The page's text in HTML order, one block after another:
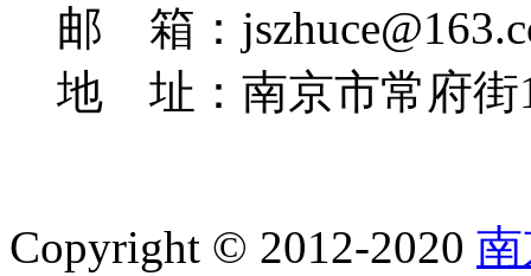
邮 箱：
地 址：南京市常府街
Copyright © 2012-2020